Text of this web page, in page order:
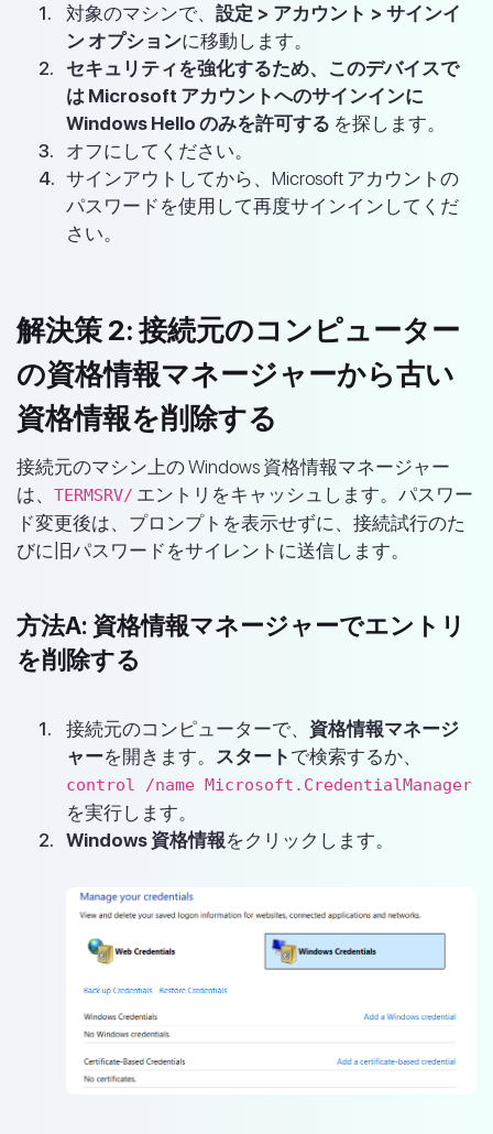
対象のマシンで、 設定 > アカウント > サインイ
ン オプションに移動します。
セキュリティを強化するため、このデバイスで
は Microsoft アカウントへのサインインに
Windows Hello のみを許可する を探します。
オフにしてください。
サインアウトしてから、Microsoft アカウントの
パスワードを使用して再度サインインしてくだ
さい。
解決策 2: 接続元のコンピューター
の資格情報マネージャーから古い
資格情報を削除する
接続元のマシン上の Windows 資格情報マネージャー
は、 TERMSRV/ エントリをキャッシュします。パスワー
ド変更後は、プロンプトを表示せずに、接続試行のた
びに旧パスワードをサイレントに送信します。
方法A: 資格情報マネージャーでエントリ
を削除する
接続元のコンピューターで、 資格情報マネージ
ャーを開きます。 スタート で検索するか、
control /name Microsoft.CredentialManager
を実行します。
Windows 資格情報をクリックします。